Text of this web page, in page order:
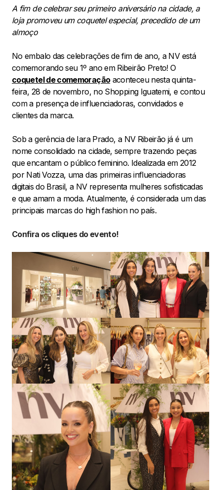
A fim de celebrar seu primeiro aniversário na cidade, a
loja promoveu um coquetel especial, precedido de um
almoço
No embalo das celebrações de fim de ano, a NV está
comemorando seu 1º ano em Ribeirão Preto! O
coquetel de comemoraçãoaconteceu nesta quinta-
feira, 28 de novembro, no Shopping Iguatemi, e contou
com a presença de influenciadoras, convidados e
clientes da marca.
Sob a gerência de Iara Prado, a NV Ribeirão já é um
nome consolidado na cidade, sempre trazendo peças
que encantam o público feminino. Idealizada em 2012
por Nati Vozza, uma das primeiras influenciadoras
digitais do Brasil, a NV representa mulheres sofisticadas
e que amam a moda. Atualmente, é considerada um das
principais marcas do high fashion no país.
Confira os cliques do evento!